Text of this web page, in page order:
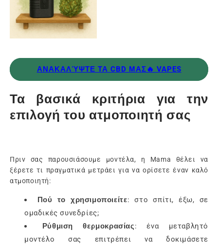
ΑΝΑΚΑΛΎΨΤΕ ΤΑ CBD ΜΑΣ🔥 VAPES
Τα βασικά κριτήρια για την
επιλογή του ατμοποιητή σας
Πριν σας παρουσιάσουμε μοντέλα, η Mama θέλει να
ξέρετε τι πραγματικά μετράει για να ορίσετε έναν καλό
ατμοποιητή:
Πού το χρησιμοποιείτε: στο σπίτι, έξω, σε
ομαδικές συνεδρίες;
Ρύθμιση θερμοκρασίας: ένα μεταβλητό
μοντέλο σας επιτρέπει να δοκιμάσετε